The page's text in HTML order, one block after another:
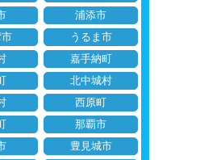
浦添市
うるま市
嘉手納町
北中城村
西原町
那覇市
豊見城市